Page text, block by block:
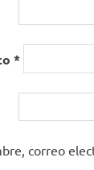
*
correo